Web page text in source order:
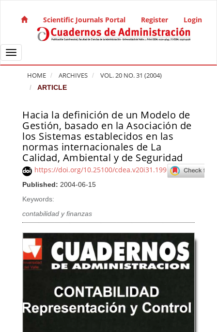
Main Navigation
Main Content
Sidebar
Scientific Journals Portal Register Login
Toggle navigation
HOME ARCHIVES VOL. 20 NO. 31 (2004)
ARTICLE
Hacia la definición de un Modelo de
Gestión, basado en la Asociación de
los Sistemas establecidos en las
normas internacionales de La
Calidad, Ambiental y de Seguridad
https://doi.org/10.25100/cdea.v20i31.199
Published: 2004-06-15
Keywords:
contabilidad y finanzas
Article Sidebar